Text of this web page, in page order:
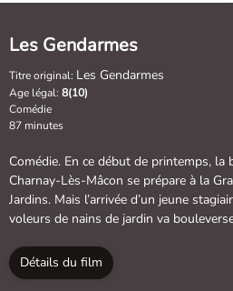
Les Gendarmes
Titre original: Les Gendarmes
Age légal: 8(10)
Comédie
87 minutes
Comédie. En ce début de printemps, la
Charnay-Lès-Mâcon se prépare à la
Jardins. Mais l’arrivée d’un jeune
voleurs de nains de jardin va
Détails du film